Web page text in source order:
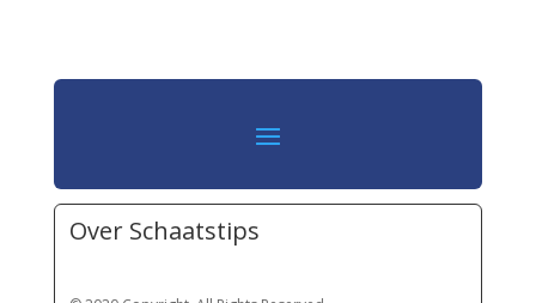
Over Schaatstips